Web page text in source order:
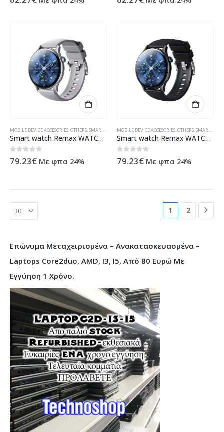
MOBILE DEVICE ACCESORIES OTHERS SMART WATCHES ,ΠΡΟΪΌΝΤΑ ΠΛΗΡΟΦΟΡΙΚΉΣ - ΚΙΝΗΤΉΣ
Smart watch Remax WATCH10, Silver – 73115
0out of 5
79.23€ Με φπα 24%
MOBILE DEVICE ACCESORIES OTHERS SMART WATCHES
Smart watch Remax WATCH10, Black – 73114
0out of 5
79.23€ Με φπα 24%
1 2
Επώνυμα Μεταχειρισμένα – Ανακατασκευασμένα –
Laptops Core2duo, AMD, I3, I5, Από 80 Ευρώ Με
Εγγύηση 1 Χρόνο.